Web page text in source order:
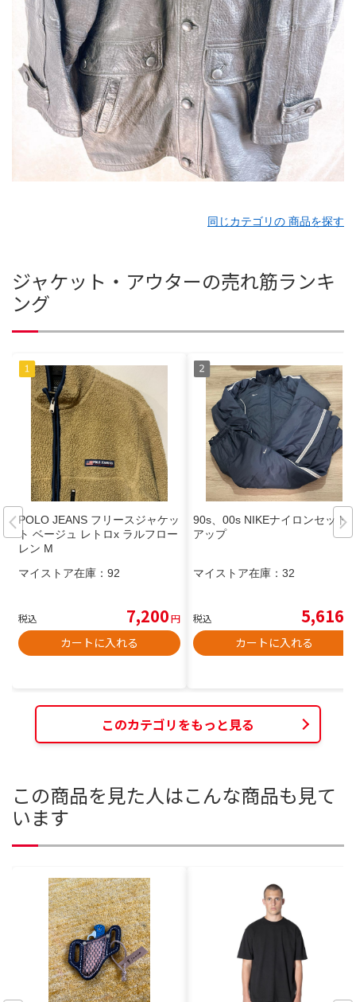
同じカテゴリの 商品を探す
ジャケット・アウターの売れ筋ランキ
ング
POLO JEANS フリースジャケッ
ト ベージュ レトロx ラルフロー
レン M
マイストア在庫： 92
税込 7,200円
カートに入れる
90s、00s NIKEナイロンセット
アップ
マイストア在庫： 32
税込 5,616
カートに入れる
このカテゴリをもっと見る
この商品を見た人はこんな商品も見て
います